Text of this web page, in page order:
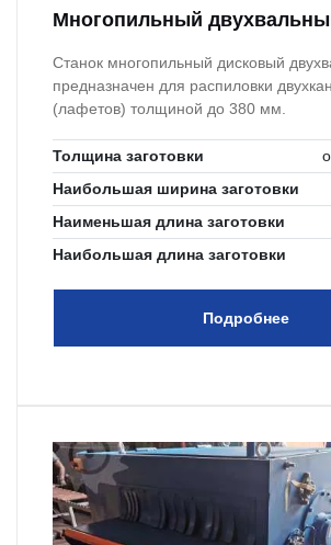
Многопильный
Станок многопильный дисковый
предназначен для распиловки
(лафетов) толщиной до 380 мм.
Толщина заготовки
Наибольшая ширина заготовки
Наименьшая длина заготовки
Наибольшая длина заготовки
Подробнее